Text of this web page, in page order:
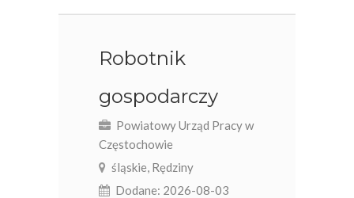
Robotnik
gospodarczy
Powiatowy Urząd Pracy w
Częstochowie
śląskie, Rędziny
Dodane: 2026-08-03